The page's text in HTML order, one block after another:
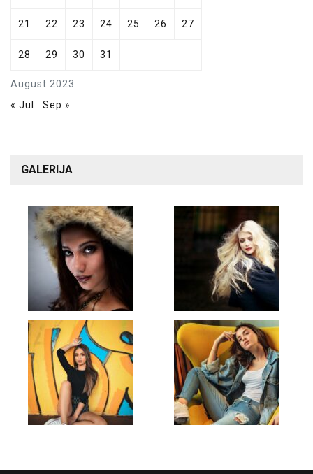
August 2023
21 22 23 24 25 26 27
28 29 30 31
« Jul Sep »
GALERIJA